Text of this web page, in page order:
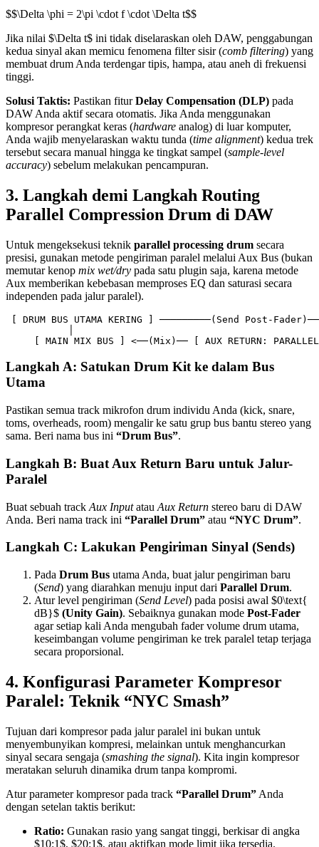
$$\Delta \phi = 2\pi \cdot f \cdot \Delta t$$
Jika nilai $\Delta t$ ini tidak diselaraskan oleh DAW, penggabungan
kedua sinyal akan memicu fenomena filter sisir (comb filtering) yang
membuat drum Anda terdengar tipis, hampa, atau aneh di frekuensi
tinggi.
Solusi Taktis: Pastikan fiturDelay Compensation (DLP) pada
DAW Anda aktif secara otomatis. Jika Anda menggunakan
kompresor perangkat keras (hardware analog) di luar komputer,
Anda wajib menyelaraskan waktu tunda (time alignment) kedua trek
tersebut secara manual hingga ke tingkat sampel (sample-level
accuracy) sebelum melakukan pencampuran.
3. Langkah demi Langkah Routing
Parallel Compression Drum di DAW
Untuk mengeksekusi teknik parallel processing drum secara
presisi, gunakan metode pengiriman paralel melalui Aux Bus (bukan
memutar kenop mix wet/dry pada satu plugin saja, karena metode
Aux memberikan kebebasan memproses EQ dan saturasi secara
independen pada jalur paralel).
[ DRUM BUS UTAMA KERING ] ─────────(Send Post-
Langkah A: Satukan Drum Kit ke dalam Bus
Utama
Pastikan semua track mikrofon drum individu Anda (kick, snare,
toms, overheads, room) mengalir ke satu grup bus bantu stereo yang
sama. Beri nama bus ini “Drum Bus”.
Langkah B: Buat Aux Return Baru untuk Jalur-
Paralel
Buat sebuah track Aux Inputatau Aux Return stereo baru di DAW
Anda. Beri nama track ini “Parallel Drum” atau “NYC Drum”.
Langkah C: Lakukan Pengiriman Sinyal (Sends)
Pada Drum Bus utama Anda, buat jalur pengiriman baru
(Send) yang diarahkan menuju input dari Parallel Drum.
Atur level pengiriman (Send Level) pada posisi awal $0\text{
dB}$ (Unity Gain). Sebaiknya gunakan mode Post-Fader
agar setiap kali Anda mengubah fader volume drum utama,
keseimbangan volume pengiriman ke trek paralel tetap terjaga
secara proporsional.
4. Konfigurasi Parameter Kompresor
Paralel: Teknik “NYC Smash”
Tujuan dari kompresor pada jalur paralel ini bukan untuk
menyembunyikan kompresi, melainkan untuk menghancurkan
sinyal secara sengaja (smashing the signal). Kita ingin kompresor
meratakan seluruh dinamika drum tanpa kompromi.
Atur parameter kompresor pada track “Parallel Drum” Anda
dengan setelan taktis berikut:
Ratio: Gunakan rasio yang sangat tinggi, berkisar di angka
$10:1$, $20:1$, atau aktifkan mode limit jika tersedia.